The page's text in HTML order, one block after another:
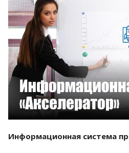
Смотреть
Информационная система